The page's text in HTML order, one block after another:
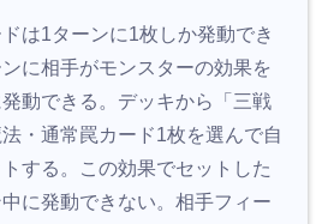
は1ターンに1枚しか発動でき
に相手がモンスターの効果を
動できる。デッキから「三戦
・通常罠カード1枚を選んで自
する。この効果でセットした
に発動できない。相手フィー